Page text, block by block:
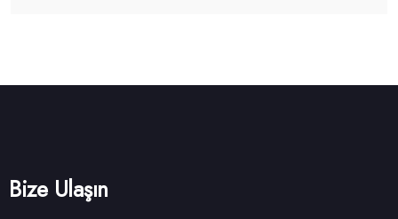
Bize Ulaşın